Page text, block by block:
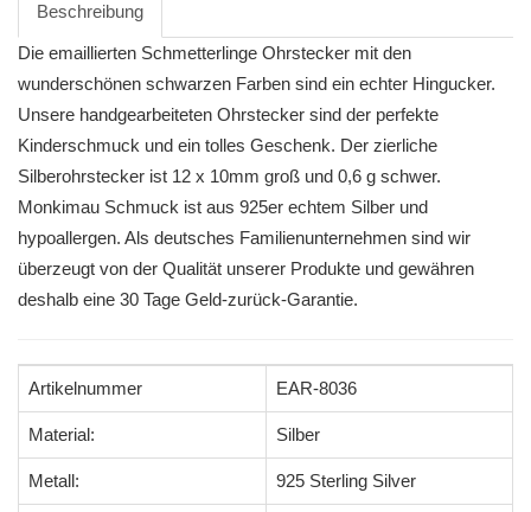
Beschreibung
Die emaillierten Schmetterlinge Ohrstecker mit den
wunderschönen schwarzen Farben sind ein echter Hingucker.
Unsere handgearbeiteten Ohrstecker sind der perfekte
Kinderschmuck und ein tolles Geschenk. Der zierliche
Silberohrstecker ist 12 x 10mm groß und 0,6 g schwer.
Monkimau Schmuck ist aus 925er echtem Silber und
hypoallergen. Als deutsches Familienunternehmen sind wir
überzeugt von der Qualität unserer Produkte und gewähren
deshalb eine 30 Tage Geld-zurück-Garantie.
Artikelnummer EAR-8036
Material: Silber
Metall: 925 Sterling Silver